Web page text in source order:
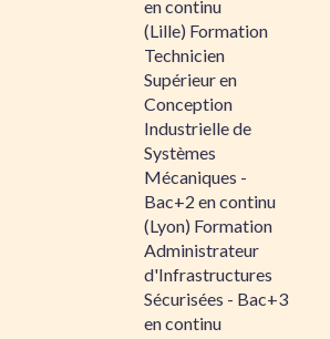
en continu
(Lille) Formation
Technicien
Supérieur en
Conception
Industrielle de
Systèmes
Mécaniques -
Bac+2 en continu
(Lyon) Formation
Administrateur
d'Infrastructures
Sécurisées - Bac+3
en continu